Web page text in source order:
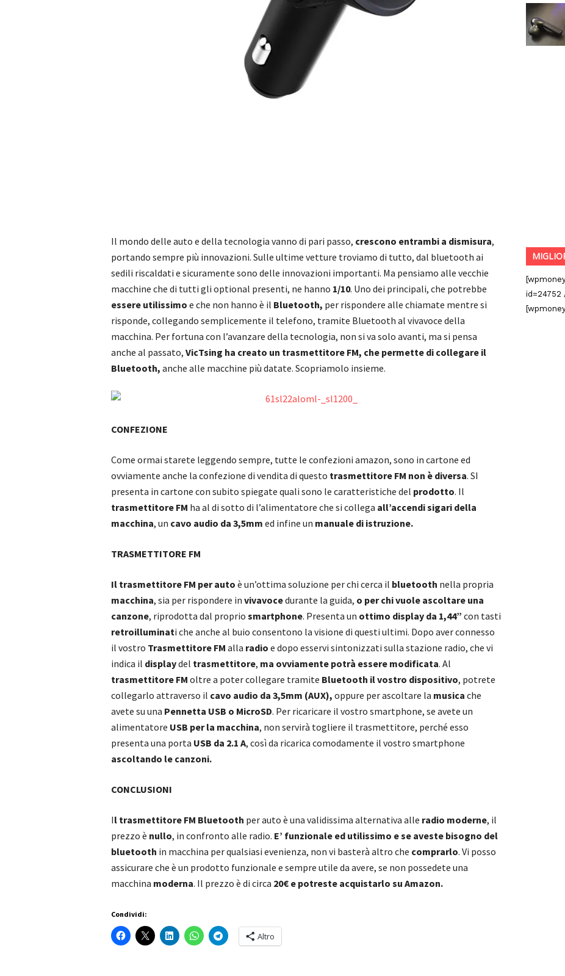
Il mondo delle auto e della tecnologia vanno di pari passo, crescono entrambi a dismisura,
portando sempre più innovazioni. Sulle ultime vetture troviamo di tutto, dal bluetooth ai
sedili riscaldati e sicuramente sono delle innovazioni importanti. Ma pensiamo alle vecchie
macchine che di tutti gli optional presenti, ne hanno 1/10. Uno dei principali, che potrebbe
essere utilissimo e che non hanno è il Bluetooth, per rispondere alle chiamate mentre si
risponde, collegando semplicemente il telefono, tramite Bluetooth al vivavoce della
macchina. Per fortuna con l’avanzare della tecnologia, non si va solo avanti, ma si pensa
anche al passato, VicTsing ha creato un trasmettitore FM, che permette di collegare il
Bluetooth, anche alle macchine più datate. Scopriamolo insieme.
CONFEZIONE
Come ormai starete leggendo sempre, tutte le confezioni amazon, sono in cartone ed
ovviamente anche la confezione di vendita di questo trasmettitore FM non è diversa. SI
presenta in cartone con subito spiegate quali sono le caratteristiche del prodotto. Il
trasmettitore FM ha al di sotto di l’alimentatore che si collega all’accendi sigari della
macchina, un cavo audio da 3,5mm ed infine un manuale di istruzione.
TRASMETTITORE FM
Il trasmettitore FM per auto è un’ottima soluzione per chi cerca il bluetooth nella propria
macchina, sia per rispondere in vivavocedurante la guida, o per chi vuole ascoltare una
canzone, riprodotta dal proprio smartphone. Presenta un ottimo display da 1,44” con tasti
retroilluminati che anche al buio consentono la visione di questi ultimi. Dopo aver connesso
il vostro Trasmettitore FM alla radio e dopo esservi sintonizzati sulla stazione radio, che vi
indica il displaydel trasmettitore, ma ovviamente potrà essere modificata. Al
trasmettitore FM oltre a poter collegare tramite Bluetooth il vostro dispositivo, potrete
collegarlo attraverso il cavo audio da 3,5mm (AUX), oppure per ascoltare la musica che
avete su una Pennetta USB o MicroSD. Per ricaricare il vostro smartphone, se avete un
alimentatore USB per la macchina, non servirà togliere il trasmettitore, perché esso
presenta una porta USB da 2.1 A, così da ricarica comodamente il vostro smartphone
ascoltando le canzoni.
CONCLUSIONI
Il trasmettitore FM Bluetooth per auto è una validissima alternativa alle radio moderne, il
prezzo è nullo, in confronto alle radio. E’ funzionale ed utilissimo e se aveste bisogno del
bluetooth in macchina per qualsiasi evenienza, non vi basterà altro che comprarlo. Vi posso
assicurare che è un prodotto funzionale e sempre utile da avere, se non possedete una
macchina moderna. Il prezzo è di circa 20€ e potreste acquistarlo su Amazon.
Condividi:
Altro
id=24752